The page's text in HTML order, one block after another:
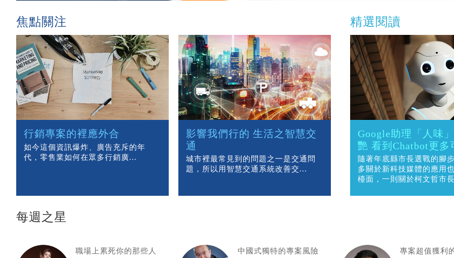
焦點關注
行銷專案的裡應外合
如今這個資訊爆炸、廣告充斥的年
代，零售業如何在眾多行銷廣...
影響我們行的 生活之智慧交
通
城市裡最常見到的問題之一是交通問
題，所以用智慧交通系統改善交...
精選閱讀
Google助理「人味
艷 看到Chatbot更多
隨著年底縣市長選戰的腳
多關於新科技媒體的應用
檯面，一則關於柯文哲市
每週之星
職場上累死你的那些人
中國式獨特的專案風險
專案超值獲利